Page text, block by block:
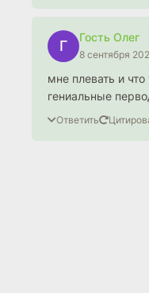
Г
Гость Олег
8 сентября
мне плевать и
гениальные
Ответить